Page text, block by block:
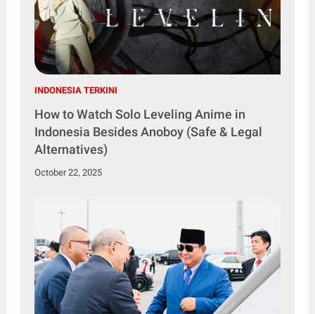
INDONESIA TERKINI
How to Watch Solo Leveling Anime in
Indonesia Besides Anoboy (Safe & Legal
Alternatives)
October 22, 2025